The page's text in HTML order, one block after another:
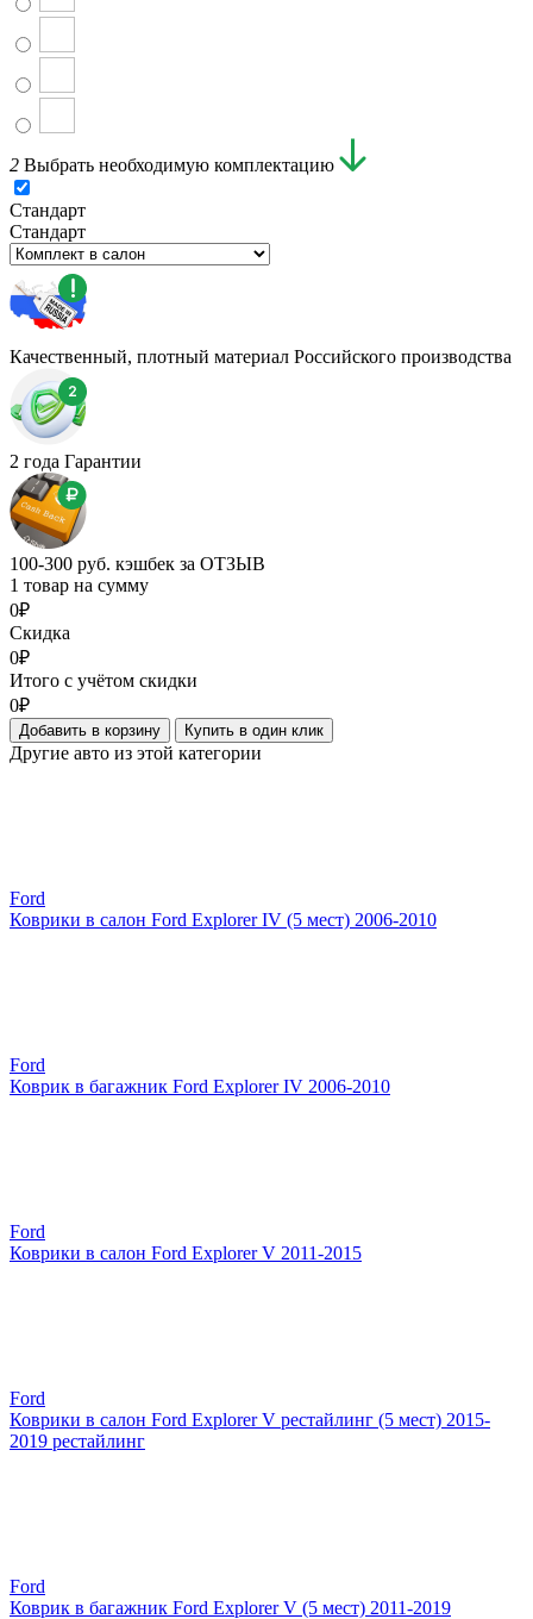
2 Выбрать необходимую комплектацию
Стандарт
Стандарт
Качественный, плотный материал Российского производства
2 года Гарантии
100-300 руб. кэшбек за ОТЗЫВ
1 товар на сумму
0₽
Скидка
0₽
Итого с учётом скидки
0₽
Добавить в корзину Купить в один клик
Другие авто из этой категории
Ford
Коврики в салон Ford Explorer IV (5 мест) 2006-2010
Ford
Коврик в багажник Ford Explorer IV 2006-2010
Ford
Коврики в салон Ford Explorer V 2011-2015
Ford
Коврики в салон Ford Explorer V рестайлинг (5 мест) 2015-
2019 рестайлинг
Ford
Коврик в багажник Ford Explorer V (5 мест) 2011-2019